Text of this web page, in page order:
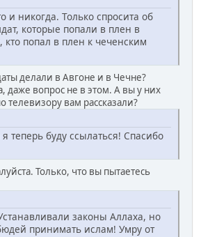
и никогда. Только спросита об
которые попали в плен в
кто попал в плен к чеченским
делали в Авгоне и в Чечне?
даже вопрос не в этом. А вы у них
телевизору вам рассказали?
теперь буду ссылаться! Спасибо
Только, что вы пытаетесь
законы Аллаха, но
принимать ислам! Умру от